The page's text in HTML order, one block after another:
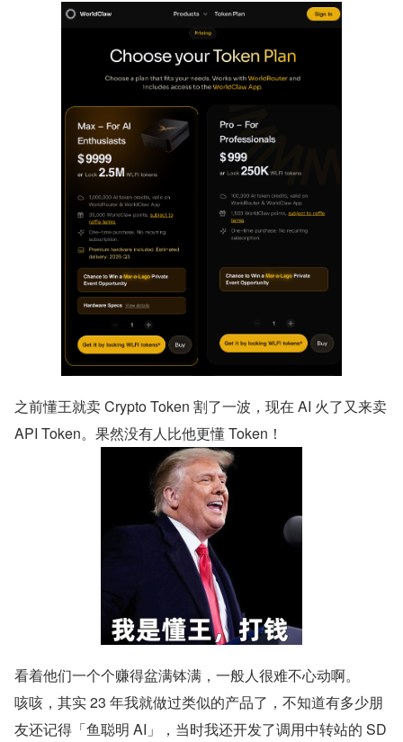
之前懂王就卖 Crypto Token 割了一波，现在 AI 火了又来卖
API Token。果然没有人比他更懂 Token！
看着他们一个个赚得盆满钵满，一般人很难不心动啊。
咳咳，其实 23 年我就做过类似的产品了，不知道有多少朋
友还记得「鱼聪明 AI」，当时我还开发了调用中转站的 SD